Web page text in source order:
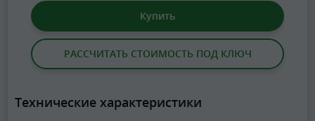
Купить
РАССЧИТАТЬ СТОИМОСТЬ ПОД КЛЮЧ
Технические характеристики